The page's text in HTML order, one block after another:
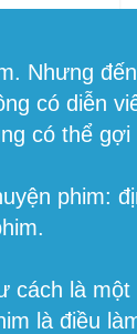
Nhưng
có diễn
có thể gợi
phim:
là
là điều